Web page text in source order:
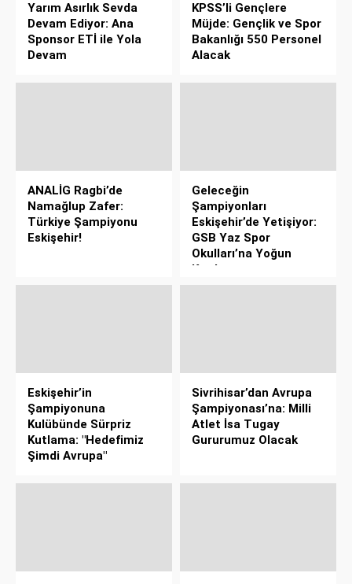
Yarım Asırlık Sevda
Devam Ediyor: Ana
Sponsor ETİ ile Yola
Devam
KPSS’li Gençlere
Müjde: Gençlik ve Spor
Bakanlığı 550 Personel
Alacak
ANALİG Ragbi’de
Namağlup Zafer:
Türkiye Şampiyonu
Eskişehir!
Geleceğin
Şampiyonları
Eskişehir’de Yetişiyor:
GSB Yaz Spor
Okulları’na Yoğun
Katılım
Eskişehir’in
Şampiyonuna
Kulübünde Sürpriz
Kutlama: "Hedefimiz
Şimdi Avrupa"
Sivrihisar’dan Avrupa
Şampiyonası’na: Milli
Atlet İsa Tugay
Gururumuz Olacak